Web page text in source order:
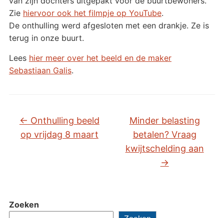
Zoeken
Zie hiervoor ook het filmpje op YouTube.
De onthulling werd afgesloten met een drankje. Ze is
terug in onze buurt.
Lees hier meer over het beeld en de maker
Sebastiaan Galis.
← Onthulling beeld
op vrijdag 8 maart
Minder belasting
betalen? Vraag
kwijtschelding aan
→